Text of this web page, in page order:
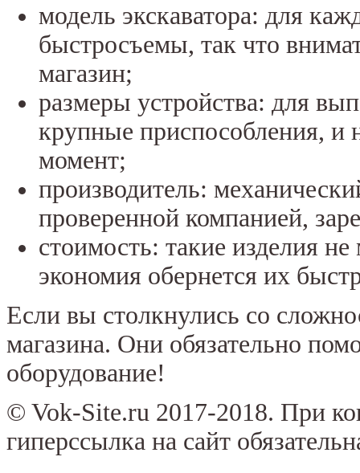
модель экскаватора: для
быстросъемы, так что
магазин;
размеры устройства: для
крупные приспособления, и
момент;
производитель:
проверенной компанией,
стоимость: такие изделия
экономия обернется их
Если вы столкнулись со
магазина. Они обязательно
оборудование!
© Vok-Site.ru 2017-2018. При
гиперссылка на сайт